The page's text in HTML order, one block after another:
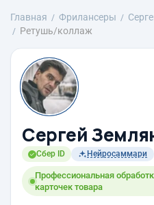
Главная Фрилансеры
Ретушь/коллаж
Сергей
Сбер ID Нейросаммари
Профессиональная
карточек товара